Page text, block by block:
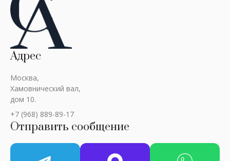
Адрес
Москва,
Хамовнический вал,
дом 10.
+7 (968) 889-89-17
Отправить сообщение